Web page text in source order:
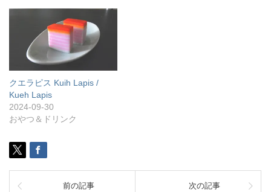
クエラピス Kuih Lapis /
Kueh Lapis
2024-09-30
おやつ＆ドリンク
前の記事 次の記事